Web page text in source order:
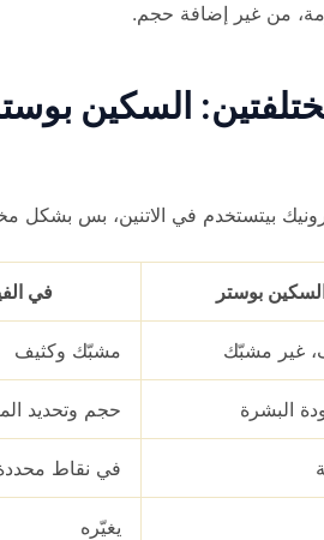
من غير إضافة حجم.
السكين
بيتستخدم في الاتنين، بس بشكل
بوستر في
غير مشبّك مشبّك وكثيف
البشرة حجم وتحديد
في نقاط
يغيّره